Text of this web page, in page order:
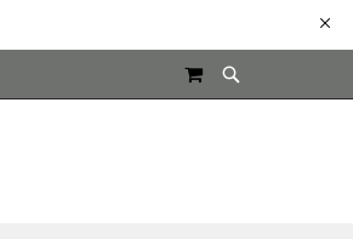
MON PANIER